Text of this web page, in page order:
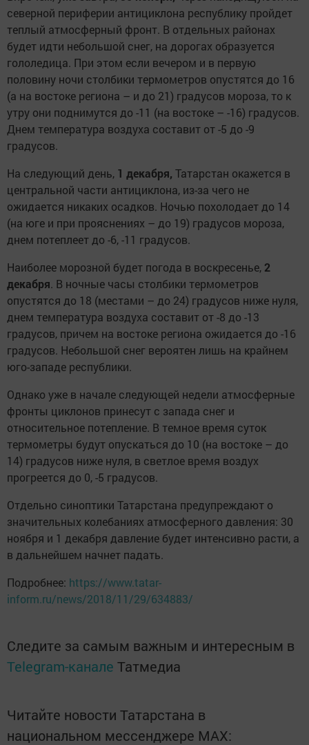
северной периферии антициклона республику пройдет
теплый атмосферный фронт. В отдельных районах
будет идти небольшой снег, на дорогах образуется
гололедица. При этом если вечером и в первую
половину ночи столбики термометров опустятся до 16
(а на востоке региона – и до 21) градусов мороза, то к
утру они поднимутся до -11 (на востоке – -16) градусов.
Днем температура воздуха составит от -5 до -9
градусов.
На следующий день, 1 декабря, Татарстан окажется в
центральной части антициклона, из-за чего не
ожидается никаких осадков. Ночью похолодает до 14
(на юге и при прояснениях – до 19) градусов мороза,
днем потеплеет до -6, -11 градусов.
Наиболее морозной будет погода в воскресенье, 2
декабря. В ночные часы столбики термометров
опустятся до 18 (местами – до 24) градусов ниже нуля,
днем температура воздуха составит от -8 до -13
градусов, причем на востоке региона ожидается до -16
градусов. Небольшой снег вероятен лишь на крайнем
юго-западе республики.
Однако уже в начале следующей недели атмосферные
фронты циклонов принесут с запада снег и
относительное потепление. В темное время суток
термометры будут опускаться до 10 (на востоке – до
14) градусов ниже нуля, в светлое время воздух
прогреется до 0, -5 градусов.
Отдельно синоптики Татарстана предупреждают о
значительных колебаниях атмосферного давления: 30
ноября и 1 декабря давление будет интенсивно расти, а
в дальнейшем начнет падать.
Подробнее: https://www.tatar-
inform.ru/news/2018/11/29/634883/
Следите за самым важным и интересным в
Telegram-канале Татмедиа
Читайте новости Татарстана в
национальном мессенджере MАХ: